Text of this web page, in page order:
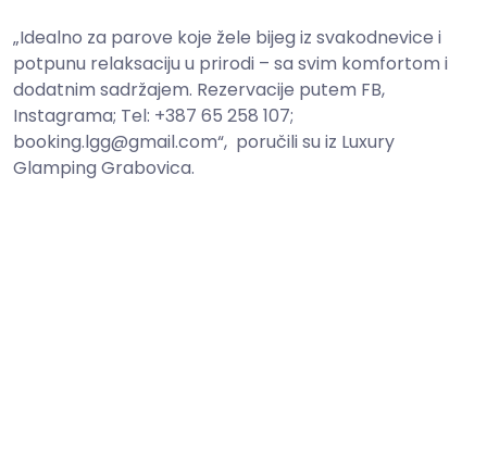
„Idealno za parove koje žele bijeg iz svakodnevice i
potpunu relaksaciju u prirodi – sa svim komfortom i
dodatnim sadržajem. Rezervacije putem FB,
Instagrama; Tel: +387 65 258 107;
booking.lgg@gmail.com“, poručili su iz Luxury
Glamping Grabovica.